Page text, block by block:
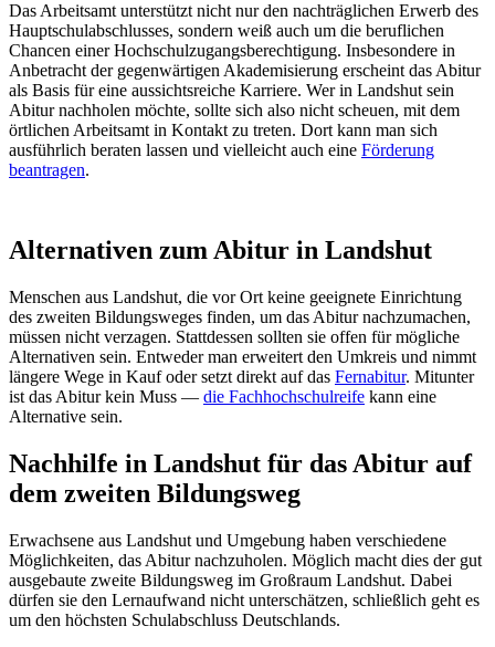
Das Arbeitsamt unterstützt nicht nur den nachträglichen Erwerb des
Hauptschulabschlusses, sondern weiß auch um die beruflichen
Chancen einer Hochschulzugangsberechtigung. Insbesondere in
Anbetracht der gegenwärtigen Akademisierung erscheint das Abitur
als Basis für eine aussichtsreiche Karriere. Wer in Landshut sein
Abitur nachholen möchte, sollte sich also nicht scheuen, mit dem
örtlichen Arbeitsamt in Kontakt zu treten. Dort kann man sich
ausführlich beraten lassen und vielleicht auch eine Förderung
beantragen.
Alternativen zum Abitur in Landshut
Menschen aus Landshut, die vor Ort keine geeignete Einrichtung
des zweiten Bildungsweges finden, um das Abitur nachzumachen,
müssen nicht verzagen. Stattdessen sollten sie offen für mögliche
Alternativen sein. Entweder man erweitert den Umkreis und nimmt
längere Wege in Kauf oder setzt direkt auf das Fernabitur. Mitunter
ist das Abitur kein Muss — die Fachhochschulreife kann eine
Alternative sein.
Nachhilfe in Landshut für das Abitur auf
dem zweiten Bildungsweg
Erwachsene aus Landshut und Umgebung haben verschiedene
Möglichkeiten, das Abitur nachzuholen. Möglich macht dies der gut
ausgebaute zweite Bildungsweg im Großraum Landshut. Dabei
dürfen sie den Lernaufwand nicht unterschätzen, schließlich geht es
um den höchsten Schulabschluss Deutschlands.